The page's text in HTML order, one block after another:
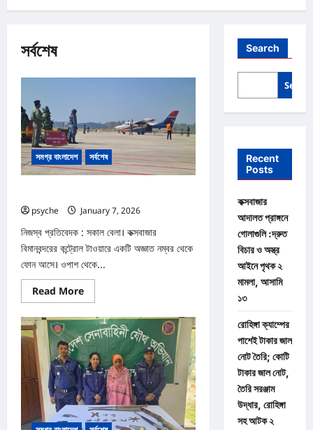
সর্বশেষ
সমগ্র বাংলাদেশ সর্বশেষ
psyche
January 7, 2026
নিজস্ব প্রতিবেদক : সকাল বেলা। কক্সবাজার
বিমানবন্দরের কন্ট্রোল টাওয়ারে একটি অজ্ঞাত নম্বর থেকে
ফোন আসে। ওপাশ থেকে...
Read MoreRead
more
কক্সবাজার
বিমানবন্দরে
নিরাপত্তা
মহড়া
Search
Recent
Posts
কক্সবাজার
আদালত প্রাঙ্গনে
গোলাগুলি :দ্রুত
বিচার ও অস্ত্র
আইনে পৃথক ২
মামলা, আসামি
১৩
রোহিঙ্গা ক্যাম্পের
পাশেই টাকার জাল
নোট তৈরি; কোটি
টাকার জাল নোট,
তৈরি সরঞ্জাম
উদ্ধার, রোহিঙ্গা
সহ আটক ২